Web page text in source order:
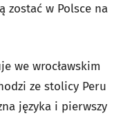
zostać w Polsce na
we wrocławskim
ze stolicy Peru
języka i pierwszy